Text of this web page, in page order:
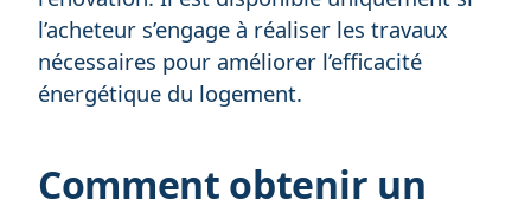
l’acheteur s’engage à réaliser les travaux
nécessaires pour améliorer l’efficacité
énergétique du logement.
Comment obtenir un